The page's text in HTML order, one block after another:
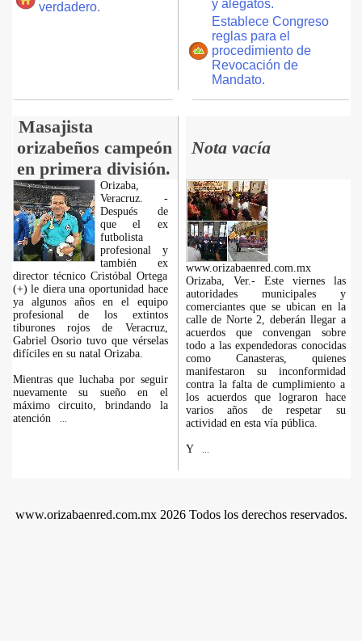
verdadero.
y alegatos.
Establece Congreso
reglas para el
procedimiento de
Revocación de
Mandato.
Masajista
orizabeños campeón
en primera división.
Nota vacía
Orizaba,
Veracruz. -
Después de
que el ex
futbolista
profesional y
también ex
director técnico Cristóbal Ortega
(+) le diera una oportunidad hace
ya algunos años en el equipo
profesional de los extintos
tiburones rojos de Veracruz,
Gabriel Osorio tuvo que vérselas
difíciles en su natal Orizaba.
Mientras que luchaba por seguir
nuevamente su sueño en el
máximo circuito, brindando la
atención
www.orizabaenred.com.mx
Orizaba, Ver.- Este viernes las
autoridades municipales y
comerciantes que se ubican en la
calle de Norte 2, deberán llegar a
acuerdos que convengan sobre
todo a las expendedoras conocidas
como Canasteras, quienes
manifestaron su inconformidad
contra la falta de cumplimiento a
los acuerdos que lograron hace
varios años de respetar su
actividad en esta vía pública.
Y
www.orizabaenred.com.mx 2026 Todos los derechos reservados.